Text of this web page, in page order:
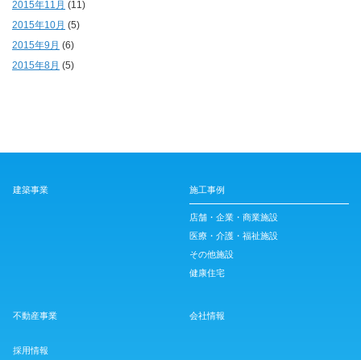
2015年11月 (11)
2015年10月 (5)
2015年9月 (6)
2015年8月 (5)
建築事業 施工事例
店舗・企業・商業施設
医療・介護・福祉施設
その他施設
健康住宅
不動産事業 会社情報
採用情報